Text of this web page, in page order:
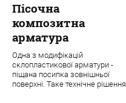
Пісочна
композитна
арматура
Одна з модифікацій
склопластикової арматури -
піщана посипка зовнішньої
поверхні. Таке технічне рішення